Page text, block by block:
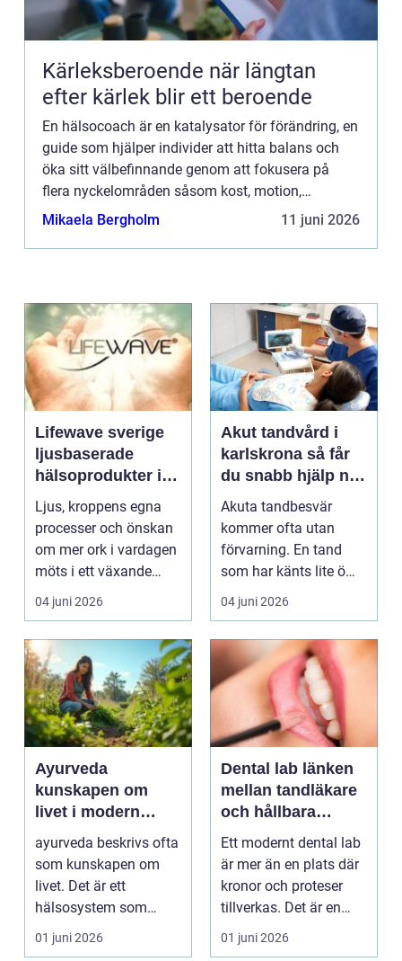
Kärleksberoende när längtan
efter kärlek blir ett beroende
En hälsocoach är en katalysator för förändring, en
guide som hjälper individer att hitta balans och
öka sitt välbefinnande genom att fokusera på
flera nyckelområden såsom kost, motion,
stressh...
Mikaela Bergholm 11 juni 2026
Lifewave sverige
ljusbaserade
hälsoprodukter i
fokus
Ljus, kroppens egna
processer och önskan
om mer ork i vardagen
möts i ett växande
intresse för fotot...
04 juni 2026
Akut tandvård i
karlskrona så får
du snabb hjälp när
tanden krisar
Akuta tandbesvär
kommer ofta utan
förvarning. En tand
som har känts lite öm
kan plötsligt göra så
on...
04 juni 2026
Ayurveda
kunskapen om
livet i modern
vardag
ayurveda beskrivs ofta
som kunskapen om
livet. Det är ett
hälsosystem som
betonar balans, helhet
och...
01 juni 2026
Dental lab länken
mellan tandläkare
och hållbara
leenden
Ett modernt dental lab
är mer än en plats där
kronor och proteser
tillverkas. Det är en
teknisk och ...
01 juni 2026